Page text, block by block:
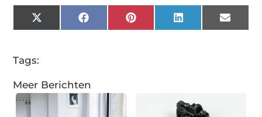
X
(Twitter)
FacebookPinterestLinkedInEmail
Tags:
Meer Berichten